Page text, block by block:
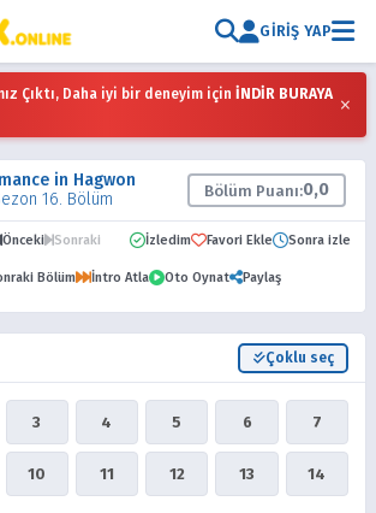
GIRIŞ YAP
Çıktı, Daha iyi bir deneyim için İNDİR BURAYA ×
in Hagwon
16. Bölüm Bölüm Puanı:0,0
Önceki Sonraki İzledim Favori Ekle Sonra izle
Bölüm İntro Atla Oto Oynat
Paylaş
Çoklu seç
3 4 5 6 7
10 11 12 13 14